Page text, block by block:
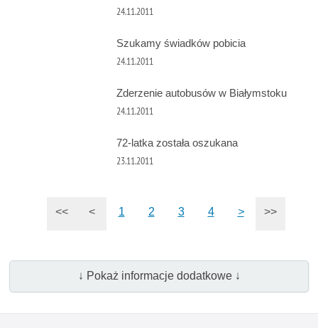
24.11.2011
Szukamy świadków pobicia
24.11.2011
Zderzenie autobusów w Białymstoku
24.11.2011
72-latka została oszukana
23.11.2011
<< < 1 2 3 4 > >>
↓ Pokaż informacje dodatkowe ↓